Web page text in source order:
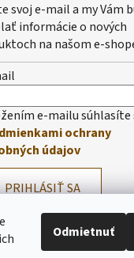
Odmietnuť
svoj e-mail a my Vám
informácie o nových
na našom e-
e-mailu súhlasíte
ochrany
údajov
PRIHLÁSIŤ SA